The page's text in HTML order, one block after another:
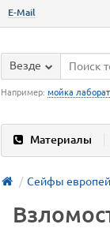
E-Mail
Везде
Например: мойка
Материалы
Сейфы